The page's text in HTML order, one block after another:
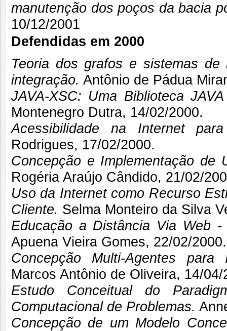
manutenção dos poços da bacia
10/12/2001
Defendidas em 2000
Teoria dos grafos e sistemas de
integração. Antônio de Pádua
JAVA-XSC: Uma Biblioteca
Montenegro Dutra, 14/02/2000.
Acessibilidade na Internet
Rodrigues, 17/02/2000.
Concepção e Implementação de
Rogéria Araújo Cândido, 21/02/
Uso da Internet como Recurso
Cliente. Selma Monteiro da Silva
Educação a Distância Via Web
Apuena Vieira Gomes, 22/02/2000.
Concepção Multi-Agentes para
Marcos Antônio de Oliveira, 14/04/
Estudo Conceitual do
Computacional de Problemas.
Concepção de um Modelo